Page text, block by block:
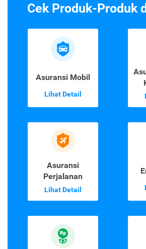
Cek Produk-Produk
Asuransi Mobil
Lihat Detail
Asuransi
Perjalanan
Lihat Detail